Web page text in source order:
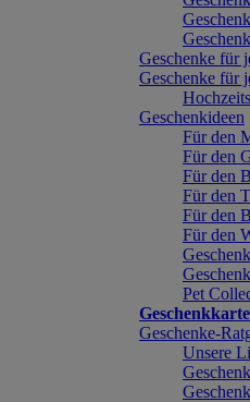
Geschenke für
Geschenke für
Geschenkideen
Für den
Für den
Für den
Für den
Für den
Für den
Pet
Geschenkkarte
Geschenke-
Unsere